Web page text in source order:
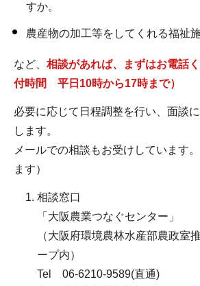
すか。
農産物の加工等をしてくれる福祉
など、 相談があれば、まずはお電話
付時間 平日10時から17時まで）
必要に応じて日程調整を行い、面談
します。
メールでの相談もお受けしています
ます）
相談窓口
「大阪農業つなぐセンター」
（大阪府環境農林水産部農政室
ープ内）
Tel 06-6210-9589(直通)